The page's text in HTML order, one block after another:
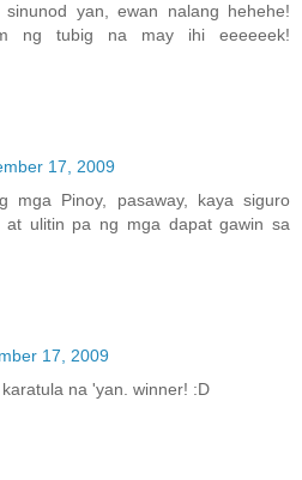
yan, ewan nalang hehehe!
ng tubig na may ihi eeeeeek!
17, 2009
mga Pinoy, pasaway, kaya siguro
at ulitin pa ng mga dapat gawin sa
17, 2009
na 'yan. winner! :D